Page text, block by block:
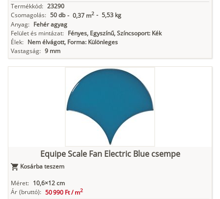
Termékkód: 23290
Csomagolás: 50 db - 0,37 m2 - 5,53 kg
Anyag: Fehér agyag
Felület és mintázat: Fényes, Egyszínű, Színcsoport: Kék
Élek: Nem élvágott, Forma: Különleges
Vastagság: 9 mm
Equipe Scale Fan Electric Blue csempe
Kosárba teszem
Méret: 10,6×12 cm
Ár (bruttó): 50 990 Ft /m2